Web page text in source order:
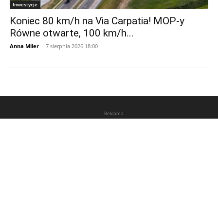
Inwestycje
Koniec 80 km/h na Via Carpatia! MOP-y
Równe otwarte, 100 km/h...
Anna Miler - 7 sierpnia 2026 18:00
Reklama